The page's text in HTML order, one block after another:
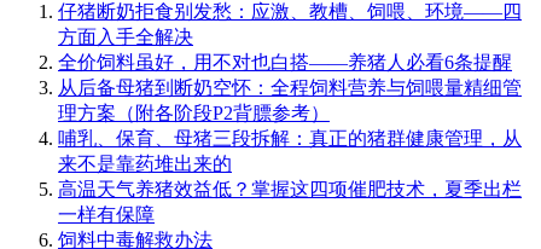
仔猪断奶拒食别发愁：应激、教槽、饲喂、环境——四
方面入手全解决
全价饲料虽好，用不对也白搭——养猪人必看6条提醒
从后备母猪到断奶空怀：全程饲料营养与饲喂量精细管
理方案（附各阶段P2背膘参考）
哺乳、保育、母猪三段拆解：真正的猪群健康管理，从
来不是靠药堆出来的
高温天气养猪效益低？掌握这四项催肥技术，夏季出栏
一样有保障
饲料中毒解救办法